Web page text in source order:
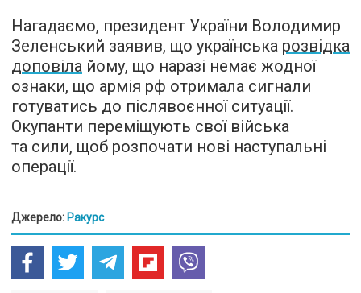
Нагадаємо, президент України Володимир
Зеленський заявив, що українська розвідка
доповіла йому, що наразі немає жодної
ознаки, що армія рф отримала сигнали
готуватись до післявоєнної ситуації.
Окупанти переміщують свої війська
та сили, щоб розпочати нові наступальні
операції.
Джерело: Ракурс